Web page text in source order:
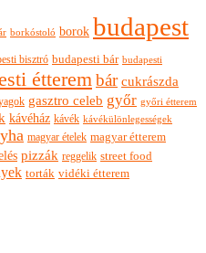
borkóstoló borok budapest
bisztró budapesti bár budapesti
étterembár cukrászda
gasztro celeb győr győri étterem
kávéház kávék kávékülönlegességek
magyar ételek magyar étterem
pizzák reggelik street food
torták vidéki étterem